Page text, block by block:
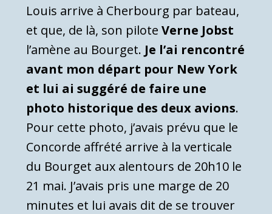
Louis arrive à Cherbourg par bateau,
et que, de là, son pilote Verne Jobst
l’amène au Bourget. Je l’ai rencontré
avant mon départ pour New York
et lui ai suggéré de faire une
photo historique des deux avions.
Pour cette photo, j’avais prévu que le
Concorde affrété arrive à la verticale
du Bourget aux alentours de 20h10 le
21 mai. J’avais pris une marge de 20
minutes et lui avais dit de se trouver